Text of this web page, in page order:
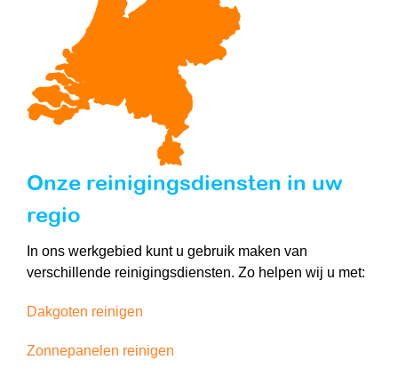
Onze reinigingsdiensten in uw
regio
In ons werkgebied kunt u gebruik maken van
verschillende reinigingsdiensten. Zo helpen wij u met:
Dakgoten reinigen
Zonnepanelen reinigen